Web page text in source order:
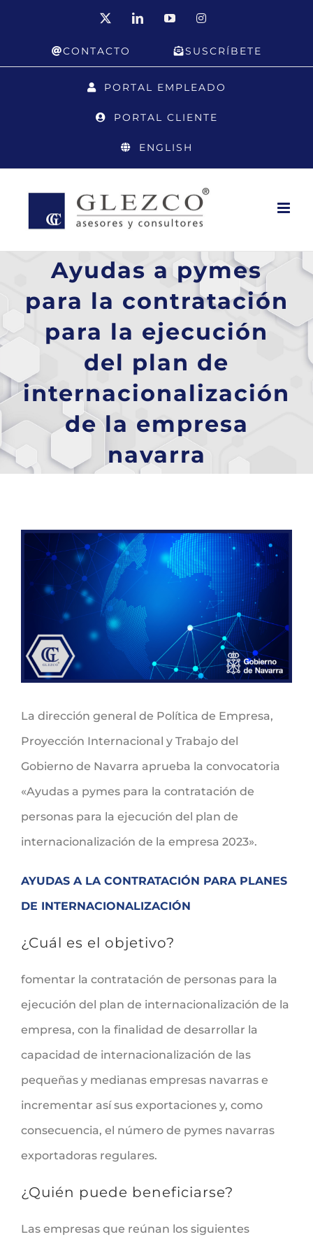
LinkedInYouTubeInstagram
CONTACTO SUSCRÍBETE
PORTAL EMPLEADO
PORTAL CLIENTE
ENGLISH
Ayudas a pymes
para la contratación
para la ejecución
del plan de
internacionalización
de la empresa
navarra
Ver
imagen
más
grande
La dirección general de Política de Empresa,
Proyección Internacional y Trabajo del
Gobierno de Navarra aprueba la convocatoria
«Ayudas a pymes para la contratación de
personas para la ejecución del plan de
internacionalización de la empresa 2023».
AYUDAS A LA CONTRATACIÓN PARA PLANES
DE INTERNACIONALIZACIÓN
¿Cuál es el objetivo?
fomentar la contratación de personas para la
ejecución del plan de internacionalización de la
empresa, con la finalidad de desarrollar la
capacidad de internacionalización de las
pequeñas y medianas empresas navarras e
incrementar así sus exportaciones y, como
consecuencia, el número de pymes navarras
exportadoras regulares.
¿Quién puede beneficiarse?
Las empresas que reúnan los siguientes